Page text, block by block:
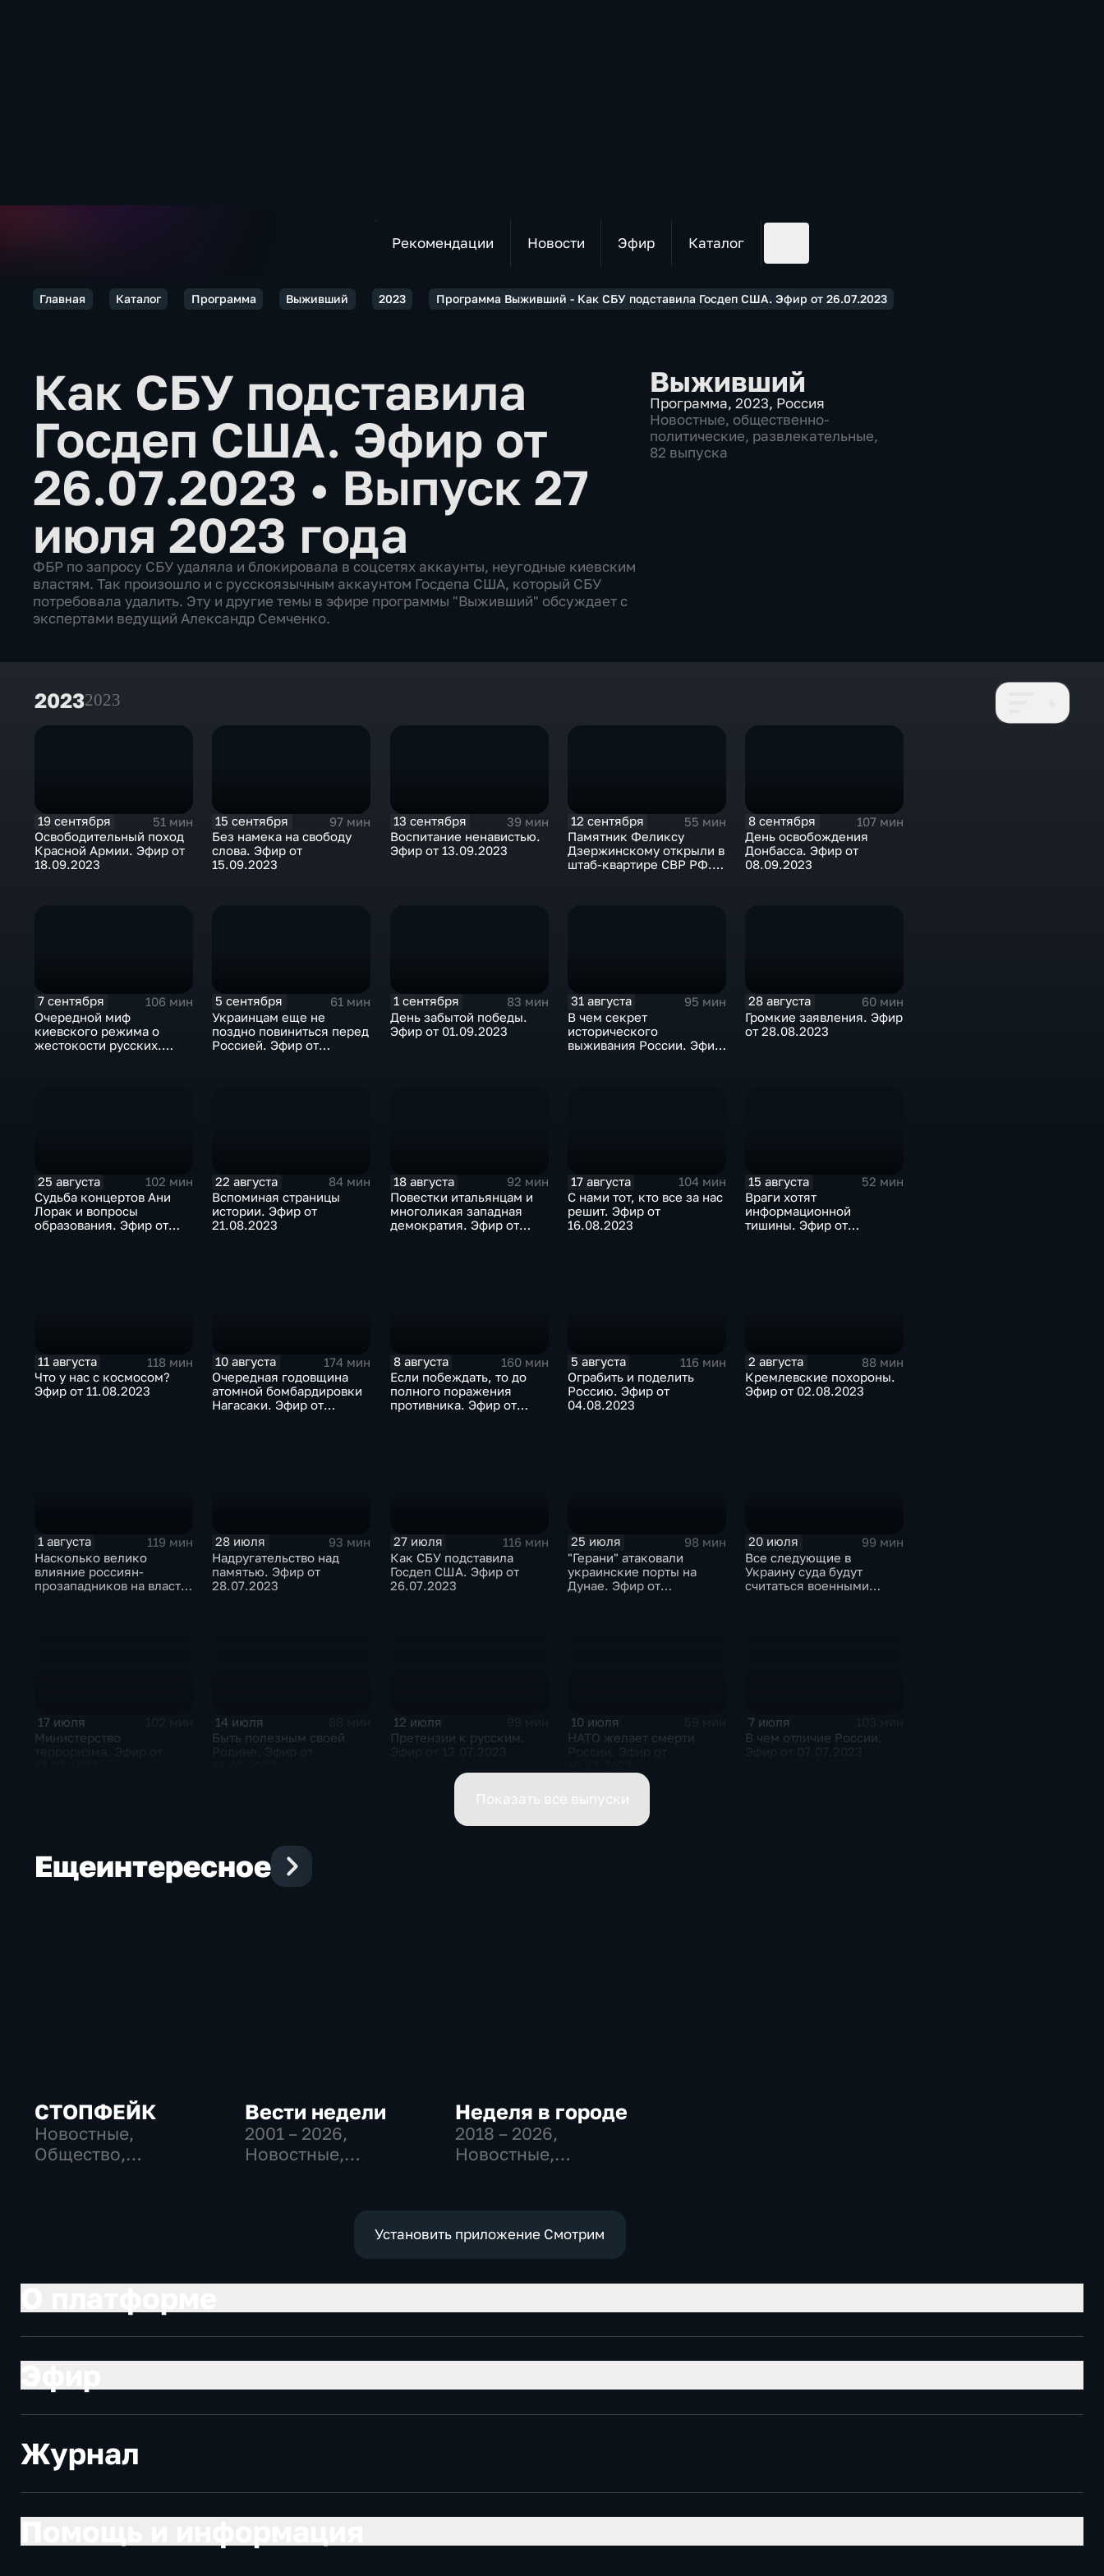
Рекомендации Новости Эфир Каталог
Главная Каталог Программа Выживший 2023 Программа Выживший - Как СБУ подставила Госдеп США. Эфир от 26.07.2023
Как СБУ подставила
Госдеп США. Эфир от
26.07.2023 • Выпуск 27
июля 2023 года
ФБР по запросу СБУ удаляла и блокировала в соцсетях аккаунты, неугодные киевским
властям. Так произошло и с русскоязычным аккаунтом Госдепа США, который СБУ
потребовала удалить. Эту и другие темы в эфире программы "Выживший" обсуждает с
экспертами ведущий Александр Семченко.
Выживший
Программа, 2023, Россия
Новостные, общественно-
политические, развлекательные,
82 выпуска
20232023
19 сентября
51 мин
Освободительный поход
Красной Армии. Эфир от
18.09.2023
15 сентября
97 мин
Без намека на свободу
слова. Эфир от
15.09.2023
13 сентября
39 мин
Воспитание ненавистью.
Эфир от 13.09.2023
12 сентября
55 мин
Памятник Феликсу
Дзержинскому открыли в
штаб-квартире СВР РФ.
8 сентября
107 мин
День освобождения
Донбасса. Эфир от
08.09.2023
7 сентября
106 мин
Очередной миф
киевского режима о
жестокости русских.
5 сентября
61 мин
Украинцам еще не
поздно повиниться перед
Россией. Эфир от
1 сентября
83 мин
День забытой победы.
Эфир от 01.09.2023
31 августа
95 мин
В чем секрет
исторического
выживания России. Эфир
28 августа
60 мин
Громкие заявления. Эфир
от 28.08.2023
25 августа
102 мин
Судьба концертов Ани
Лорак и вопросы
образования. Эфир от
22 августа
84 мин
Вспоминая страницы
истории. Эфир от
21.08.2023
18 августа
92 мин
Повестки итальянцам и
многоликая западная
демократия. Эфир от
17 августа
104 мин
C нами тот, кто все за нас
решит. Эфир от
16.08.2023
15 августа
52 мин
Враги хотят
информационной
тишины. Эфир от
11 августа
118 мин
Что у нас с космосом?
Эфир от 11.08.2023
10 августа
174 мин
Очередная годовщина
атомной бомбардировки
Нагасаки. Эфир от
8 августа
160 мин
Если побеждать, то до
полного поражения
противника. Эфир от
5 августа
116 мин
Ограбить и поделить
Россию. Эфир от
04.08.2023
2 августа
88 мин
Кремлевские похороны.
Эфир от 02.08.2023
1 августа
119 мин
Насколько велико
влияние россиян-
прозападников на власть.
28 июля
93 мин
Надругательство над
памятью. Эфир от
28.07.2023
27 июля
116 мин
Как СБУ подставила
Госдеп США. Эфир от
26.07.2023
25 июля
98 мин
"Герани" атаковали
украинские порты на
Дунае. Эфир от
20 июля
99 мин
Все следующие в
Украину суда будут
считаться военными
17 июля
Министерство
14 июля
Быть полезным своей
12 июля
Претензии к русским.
10 июля
НАТО желает смерти
7 июля
В чем отличие России.
Показать все выпуски
Ещеинтересное
СТОПФЕЙК
Новостные,
Общество,
Вести недели
2001 – 2026,
Новостные,
Неделя в городе
2018 – 2026,
Новостные,
Установить приложение Смотрим
Журнал